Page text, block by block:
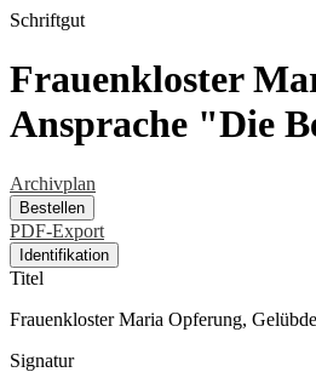
Schriftgut
Frauenkloster
Ansprache "Die
Archivplan
Bestellen
PDF-Export
Identifikation
Titel
Frauenkloster Maria Opferung,
Signatur